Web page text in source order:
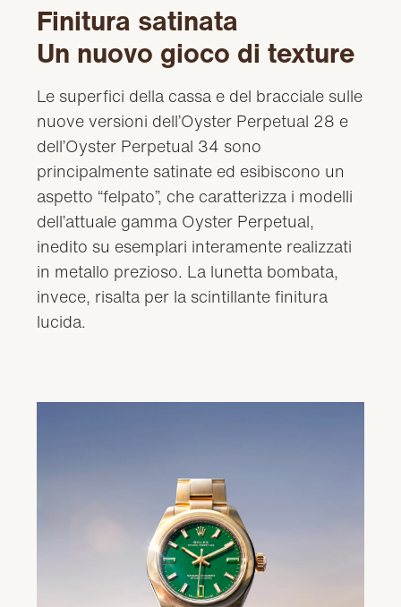
Finitura satinata
Un nuovo gioco di texture
Le superfici della cassa e del bracciale sulle
nuove versioni dell’Oyster Perpetual 28 e
dell’Oyster Perpetual 34 sono
principalmente satinate ed esibiscono un
aspetto “felpato”, che caratterizza i modelli
dell’attuale gamma Oyster Perpetual,
inedito su esemplari interamente realizzati
in metallo prezioso. La lunetta bombata,
invece, risalta per la scintillante finitura
lucida.